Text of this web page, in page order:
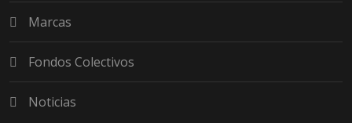
Marcas
Fondos Colectivos
Noticias